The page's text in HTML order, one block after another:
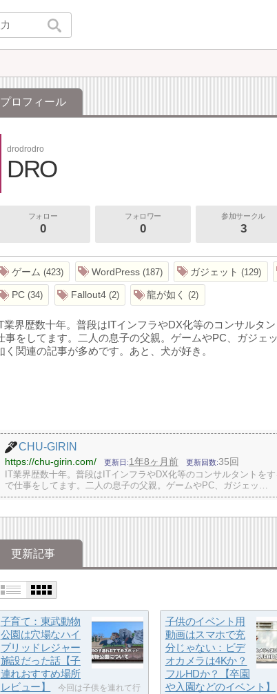
プロフィール
drodrodro
DRO
フォロー
0
フォロワー
0
参加サークル
3
ゲーム 423 WordPress 187 ガジェット 129
PC 34 Fallout4 2 龍が如く 2
業界歴数十年。普段はITインフラやDX化等のコンサルタ
事をしてます。二人の息子の父親。ゲームやPC、ガジェ
く関連の記事が多めです。あと、犬が好き。
CHU-GIRIN
https://chu-girin.com/ 更新日 1年8ヶ月前 更新回数 35回
IT業界歴数十年。普段はITインフラやDX化等のコンサルタントを
で仕事をしてます。二人の息子の父親。ゲームやPC、ガジェッ…
更新記事
子育て：東武動物
公園は穴場なハイ
ブリッドレジャー
施設だった話【子
連れおすすめ場所
レビュー】
今回は子供を連れて行
子供のイベント用
動画はスマホで充
分じゃない：ビデ
オカメラは4Kか？
フルHDか？【卒園
や入園などのイベント】